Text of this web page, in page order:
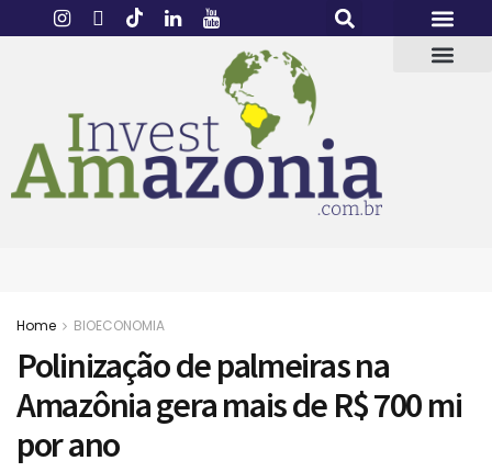
Home BIOECONOMIA
Polinização de palmeiras na
Amazônia gera mais de R$ 700 mi
por ano